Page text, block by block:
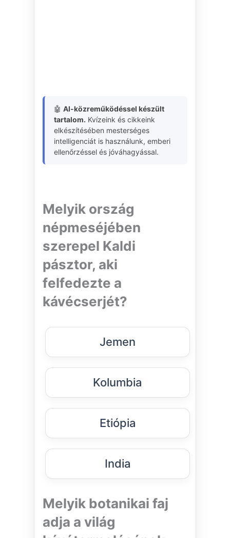
🤖 AI-közreműködéssel készült
tartalom. Kvízeink és cikkeink
elkészítésében mesterséges
intelligenciát is használunk, emberi
ellenőrzéssel és jóváhagyással.
Melyik ország
népmeséjében
szerepel Kaldi
pásztor, aki
felfedezte a
kávécserjét?
Jemen
Kolumbia
Etiópia
India
Melyik botanikai faj
adja a világ